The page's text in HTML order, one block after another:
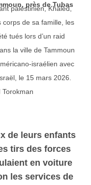
près de Tubas
palestinien, Khaled,
de sa famille, les
tués lors d’un raid
la ville de Tammoun
israélien avec
le 15 mars 2026.
Torokman
de leurs enfants
tirs des forces
en voiture
les services de